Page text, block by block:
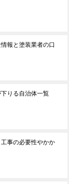
報と塗装業者の口
りる自治体一覧
事の必要性やかか